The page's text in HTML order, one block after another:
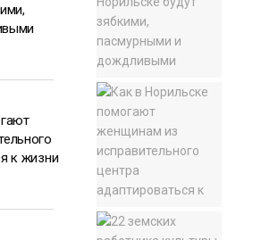
к жизни